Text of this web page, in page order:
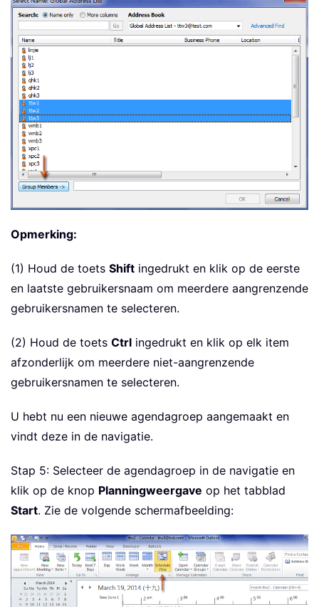
Opmerking:
(1) Houd de toets Shift ingedrukt en klik op de eerste
en laatste gebruikersnaam om meerdere aangrenzende
gebruikersnamen te selecteren.
(2) Houd de toets Ctrl ingedrukt en klik op elk item
afzonderlijk om meerdere niet-aangrenzende
gebruikersnamen te selecteren.
U hebt nu een nieuwe agendagroep aangemaakt en
vindt deze in de navigatie.
Stap 5: Selecteer de agendagroep in de navigatie en
klik op de knop Planningweergave op het tabblad
Start. Zie de volgende schermafbeelding: